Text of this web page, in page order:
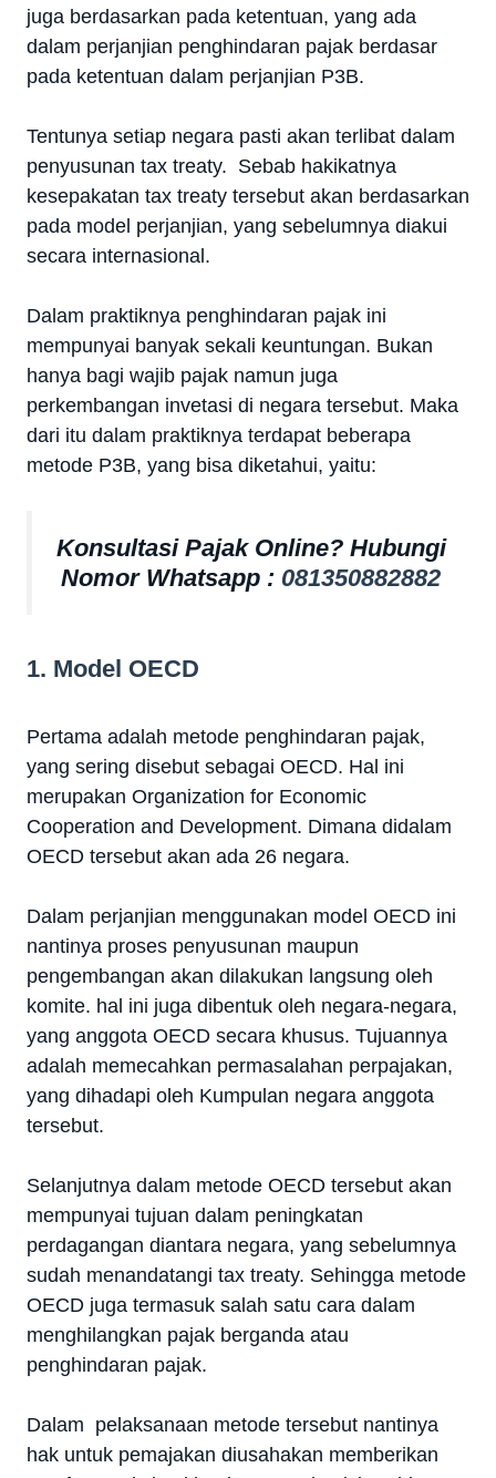
juga berdasarkan pada ketentuan, yang ada
dalam perjanjian penghindaran pajak berdasar
pada ketentuan dalam perjanjian P3B.
Tentunya setiap negara pasti akan terlibat dalam
penyusunan tax treaty. Sebab hakikatnya
kesepakatan tax treaty tersebut akan berdasarkan
pada model perjanjian, yang sebelumnya diakui
secara internasional.
Dalam praktiknya penghindaran pajak ini
mempunyai banyak sekali keuntungan. Bukan
hanya bagi wajib pajak namun juga
perkembangan invetasi di negara tersebut. Maka
dari itu dalam praktiknya terdapat beberapa
metode P3B, yang bisa diketahui, yaitu:
Konsultasi Pajak Online? Hubungi
Nomor Whatsapp : 081350882882
1. Model OECD
Pertama adalah metode penghindaran pajak,
yang sering disebut sebagai OECD. Hal ini
merupakan Organization for Economic
Cooperation and Development. Dimana didalam
OECD tersebut akan ada 26 negara.
Dalam perjanjian menggunakan model OECD ini
nantinya proses penyusunan maupun
pengembangan akan dilakukan langsung oleh
komite. hal ini juga dibentuk oleh negara-negara,
yang anggota OECD secara khusus. Tujuannya
adalah memecahkan permasalahan perpajakan,
yang dihadapi oleh Kumpulan negara anggota
tersebut.
Selanjutnya dalam metode OECD tersebut akan
mempunyai tujuan dalam peningkatan
perdagangan diantara negara, yang sebelumnya
sudah menandatangi tax treaty. Sehingga metode
OECD juga termasuk salah satu cara dalam
menghilangkan pajak berganda atau
penghindaran pajak.
Dalam pelaksanaan metode tersebut nantinya
hak untuk pemajakan diusahakan memberikan